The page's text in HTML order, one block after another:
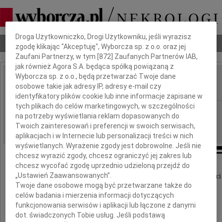
Nekrologi Odeszli Poradnik pogrzebowy
IMIĘ I NAZWISKO: Ryszard Kołaczyk
REGION: Warszawa
DATA EMISJI: 08.11.2024
11 listopada 2024 roku mija 25 rocznica śmierci
mojego Najukochańszego Taty
inż.
Dbamy o Twoją prywatność
Droga Użytkowniczko, Drogi Użytkowniku, jeśli wyrazisz
zgodę klikając "Akceptuję", Wyborcza sp. z o.o. oraz jej
Zaufani Partnerzy, w tym [872 ] Zaufanych Partnerów IAB,
jak również Agora S.A. będąca spółką powiązaną z
Wyborcza sp. z o.o., będą przetwarzać Twoje dane
osobowe takie jak adresy IP, adresy e-mail czy
identyfikatory plików cookie lub inne informacje zapisane w
tych plikach do celów marketingowych, w szczególności
na potrzeby wyświetlania reklam dopasowanych do
Twoich zainteresowań i preferencji w swoich serwisach,
aplikacjach i w Internecie lub personalizacji treści w nich
wyświetlanych. Wyrażenie zgody jest dobrowolne. Jeśli nie
chcesz wyrazić zgody, chcesz ograniczyć jej zakres lub
chcesz wycofać zgodę uprzednio udzieloną przejdź do
„Ustawień Zaawansowanych”.
Twoje dane osobowe mogą być przetwarzane także do
celów badania i mierzenia informacji dotyczących
funkcjonowania serwisów i aplikacji lub łączone z danymi
dot. świadczonych Tobie usług. Jeśli podstawą